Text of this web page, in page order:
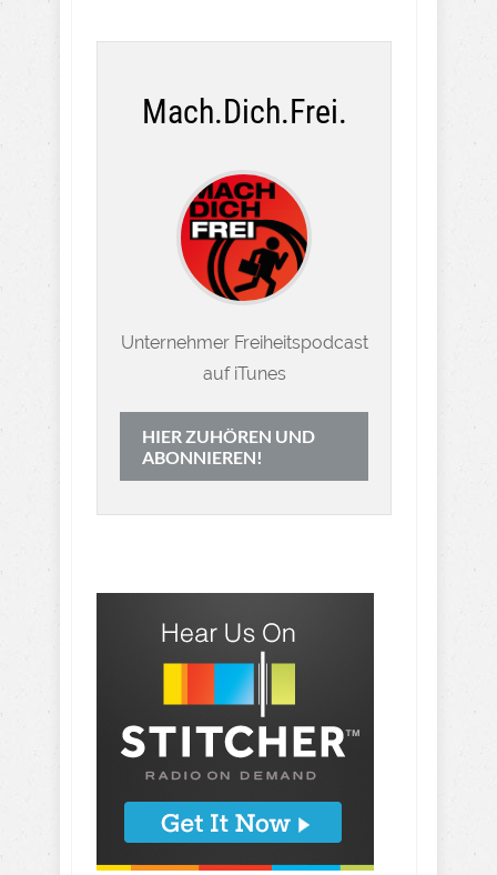
Mach.Dich.Frei.
Unternehmer Freiheitspodcast
auf iTunes
HIER ZUHÖREN UND
ABONNIEREN!